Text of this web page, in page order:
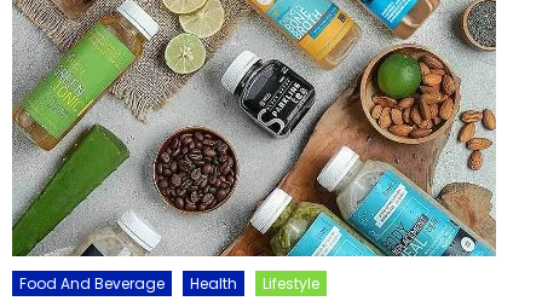
Food And Beverage Health Lifestyle